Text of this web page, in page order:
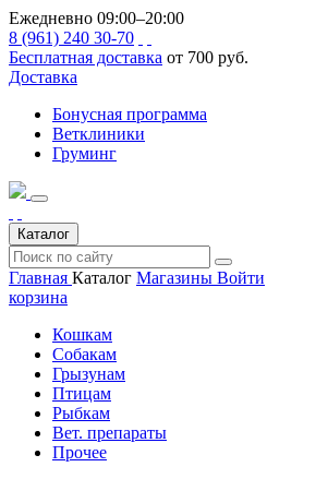
Ежедневно 09:00–20:00
8 (961) 240 30-70
Бесплатная доставка от 700 руб.
Доставка
Бонусная программа
Ветклиники
Груминг
Каталог
Главная Каталог Магазины Войти
корзина
Кошкам
Собакам
Грызунам
Птицам
Рыбкам
Вет. препараты
Прочее